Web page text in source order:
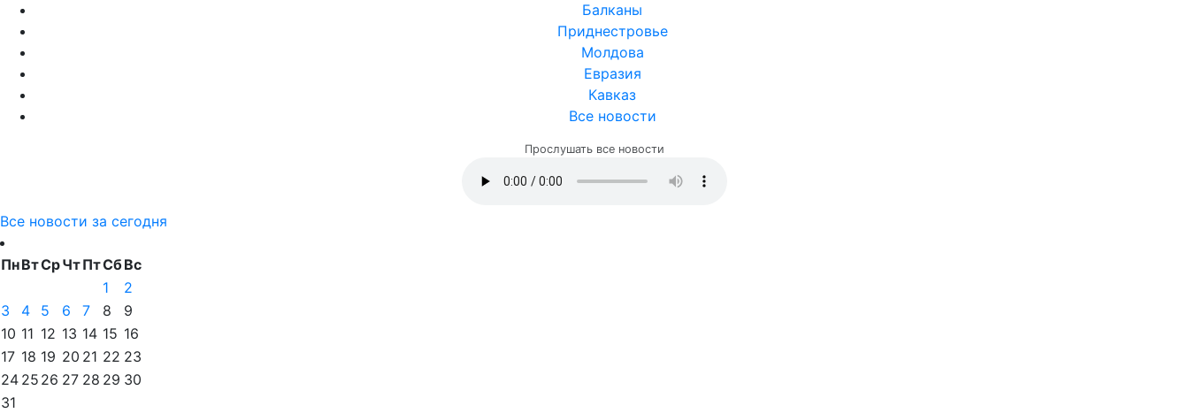
Балканы
Приднестровье
Молдова
Евразия
Кавказ
Все новости
Прослушать все новости
Все новости за сегодня
ПнВтСрЧтПтСбВс
1
2
3
4 5 6 7 8
9
10 11 12 13 14 15 16
17 18 19 20 21 22 23
24 25 26 27 28 29 30
31